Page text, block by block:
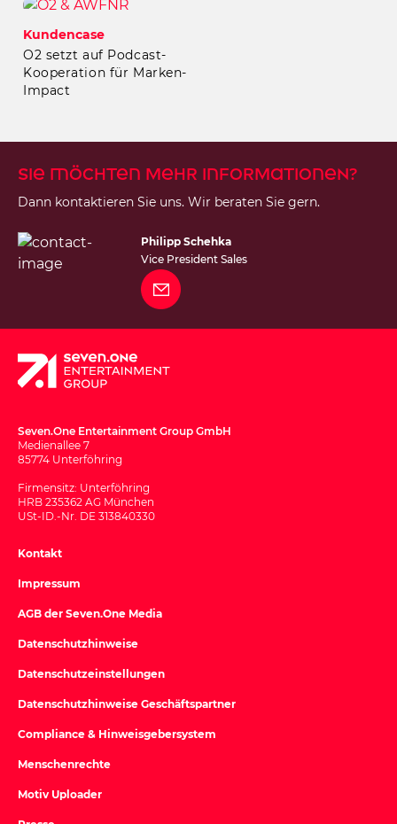
Kundencase
O2 setzt auf Podcast-
Kooperation für Marken-
Impact
Sie möchten mehr Informationen?
Dann kontaktieren Sie uns. Wir beraten Sie gern.
Philipp Schehka
Vice President Sales
Seven.One Entertainment Group GmbH
Medienallee 7
85774 Unterföhring
Firmensitz: Unterföhring
HRB 235362 AG München
USt-ID.-Nr. DE 313840330
Kontakt
Impressum
AGB der Seven.One Media
Datenschutzhinweise
Datenschutzeinstellungen
Datenschutzhinweise Geschäftspartner
Compliance & Hinweisgebersystem
Menschenrechte
Motiv Uploader